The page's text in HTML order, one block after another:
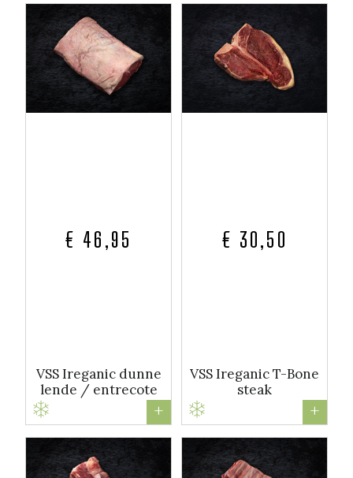
€ 46,95
VSS Ireganic dunne
lende / entrecote
+
€ 30,50
VSS Ireganic T-Bone
steak
+